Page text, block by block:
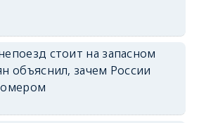
стоит на запасном
объяснил, зачем России